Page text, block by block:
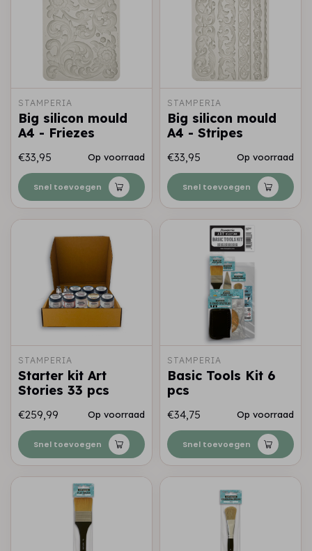
STAMPERIA
Big silicon mould
A4 - Friezes
€33,95 Op voorraad
Snel toevoegen
STAMPERIA
Big silicon mould
A4 - Stripes
€33,95 Op voorraad
Snel toevoegen
STAMPERIA
Starter kit Art
Stories 33 pcs
€259,99 Op voorraad
Snel toevoegen
STAMPERIA
Basic Tools Kit 6
pcs
€34,75 Op voorraad
Snel toevoegen